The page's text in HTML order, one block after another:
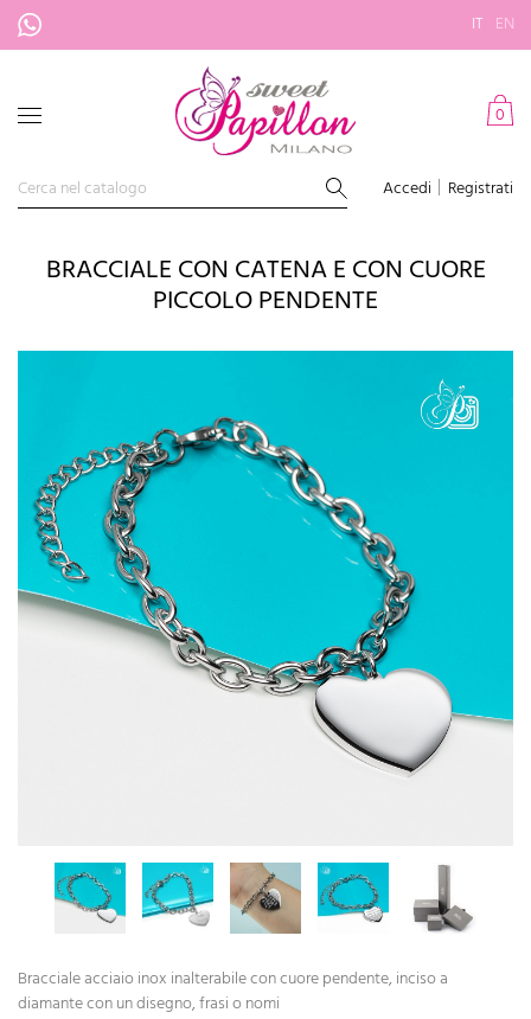
IT EN
0
Accedi Registrati
BRACCIALE CON CATENA E CON CUORE
PICCOLO PENDENTE
Bracciale acciaio inox inalterabile con cuore pendente, inciso a
diamante con un disegno, frasi o nomi